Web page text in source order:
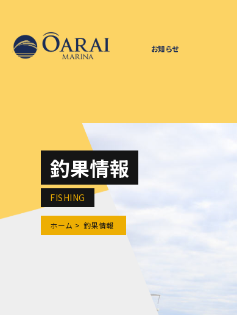
お知らせ
釣果情報
FISHING
ホーム 釣果情報